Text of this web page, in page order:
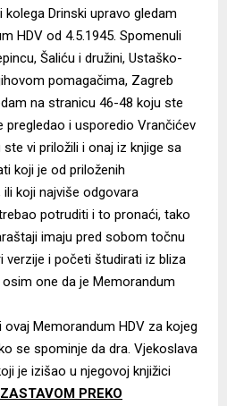
Drinski upravo gledam
HDV od 4.5.1945. Spomenuli
Šaliću i družini, Ustaško-
pomagačima, Zagreb
na stranicu 46-48 koju ste
pregledao i usporedio Vrančićev
vi priložili i onaj iz knjige sa
koji je od priloženih
koji najviše odgovara
potruditi i to pronaći, tako
imaju pred sobom točnu
verzije i početi študirati iz bliza
one da je Memorandum
Memorandum HDV za kojeg
se spominje da dra. Vjekoslava
je izišao u njegovoj knjižici
PREKO